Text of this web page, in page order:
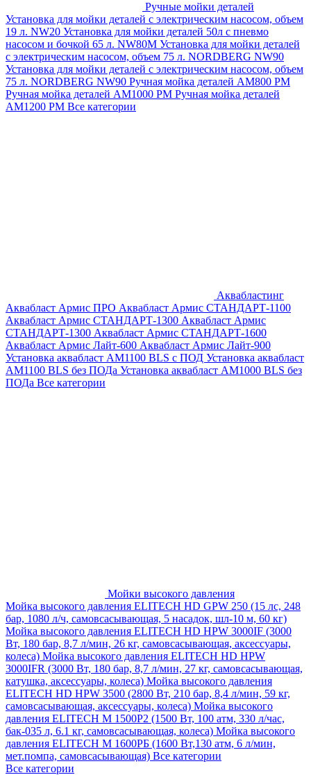
Ручные мойки деталей
Установка для мойки деталей с электрическим насосом, объем
19 л. NW20 Установка для мойки деталей 50л с пневмо
насосом и бочкой 65 л. NW80M Установка для мойки деталей
с электрическим насосом, объем 75 л. NORDBERG NW90
Установка для мойки деталей с электрическим насосом, объем
75 л. NORDBERG NW90 Ручная мойка деталей АМ800 РМ
Ручная мойка деталей АМ1000 РМ Ручная мойка деталей
АМ1200 РМ Все категории
Аквабластинг
Аквабласт Армис ПРО Аквабласт Армис СТАНДАРТ-1100
Аквабласт Армис СТАНДАРТ-1300 Аквабласт Армис
СТАНДАРТ-1300 Аквабласт Армис СТАНДАРТ-1600
Аквабласт Армис Лайт-600 Аквабласт Армис Лайт-900
Установка аквабласт AM1100 BLS с ПОД Установка аквабласт
AM1100 BLS без ПОДа Установка аквабласт AM1000 BLS без
ПОДа Все категории
Мойки высокого давления
Мойка высокого давления ELITECH HD GPW 250 (15 лс, 248
бар, 1080 л/ч, самовсасывающая, 5 насадок, шл-10 м, 60 кг)
Мойка высокого давления ELITECH HD HPW 3000IF (3000
Вт, 180 бар, 8,7 л/мин, 26 кг, самовсасывающая, аксессуары,
колеса) Мойка высокого давления ELITECH HD HPW
3000IFR (3000 Вт, 180 бар, 8,7 л/мин, 27 кг, самовсасывающая,
катушка, аксессуары, колеса) Мойка высокого давления
ELITECH HD HPW 3500 (2800 Вт, 210 бар, 8,4 л/мин, 59 кг,
самовсасывающая, аксессуары, колеса) Мойка высокого
давления ELITECH M 1500P2 (1500 Вт, 100 атм, 330 л/час,
бак-035 л, 6.1 кг, самовсасывающая, колеса) Мойка высокого
давления ELITECH М 1600РБ (1600 Вт,130 атм, 6 л/мин,
мет.помпа, самовсасывающая) Все категории
Все категории